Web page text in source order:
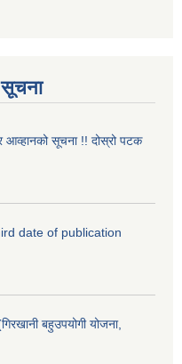
सूचना
आव्हानको सूचना !! दोस्रो पटक
date of publication
बहुउपयोगी योजना,